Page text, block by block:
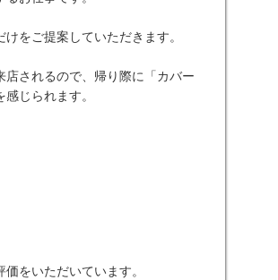
をご提案していただきます。
されるので、帰り際に「カバー
じられます。
をいただいています。